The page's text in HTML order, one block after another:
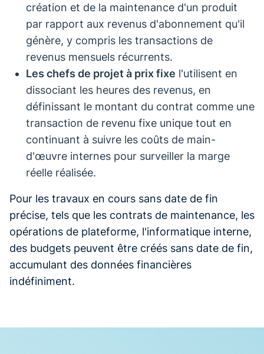
création et de la maintenance d'un produit
par rapport aux revenus d'abonnement qu'il
génère, y compris les transactions de
revenus mensuels récurrents.
Les chefs de projet à prix fixe l'utilisent en
dissociant les heures des revenus, en
définissant le montant du contrat comme une
transaction de revenu fixe unique tout en
continuant à suivre les coûts de main-
d'œuvre internes pour surveiller la marge
réelle réalisée.
Pour les travaux en cours sans date de fin
précise, tels que les contrats de maintenance, les
opérations de plateforme, l'informatique interne,
des budgets peuvent être créés sans date de fin,
accumulant des données financières
indéfiniment.